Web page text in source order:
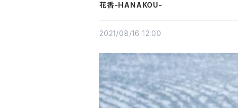
花香-HANAKOU-
2021/08/16 12:00